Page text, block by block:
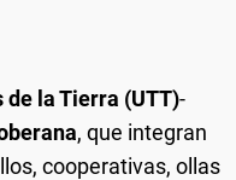
de la Tierra (UTT)-
, que integran
cooperativas, ollas